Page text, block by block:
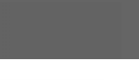
pehmeisiin